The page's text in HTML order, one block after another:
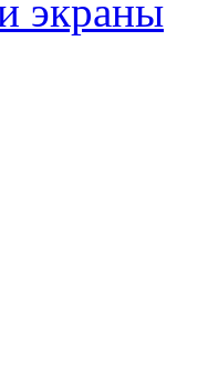
экраны